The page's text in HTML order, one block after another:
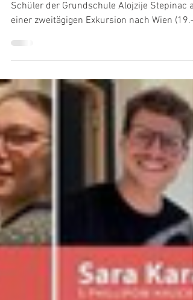
Wien
Schüler der Grundschule Alojzije Stepinac an
einer zweitägigen Exkursion nach Wien (19.–
Rahmen des Wahlfachs Deutsch für die 7.
und 8. Klassen unter der Leitung der
Deutschlehrerinnen statt. Chiara Graml und
Lucas Barbarić (beide Mitte) nahmen einen
Podcast auf Im Rahmen der Exkursion
besuchten die Schülerinnen und Schüler das
Kroatische Kulturzentrum in Wien, wo sie ein
besonderes kulturelles und p